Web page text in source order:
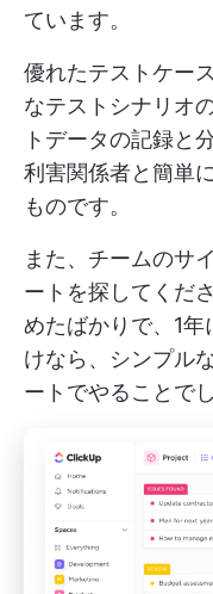
ています。
優れたテストケー
なテストシナリオ
トデータの記録と
利害関係者と簡単
ものです。
また、チームのサ
ートを探してくだ
めたばかりで、1
けなら、シンプル
ートでやることでし